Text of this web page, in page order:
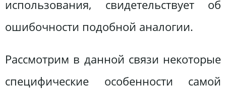
использования, свидетельствует об
ошибочности подобной аналогии.
Рассмотрим в данной связи некоторые
специфические особенности самой